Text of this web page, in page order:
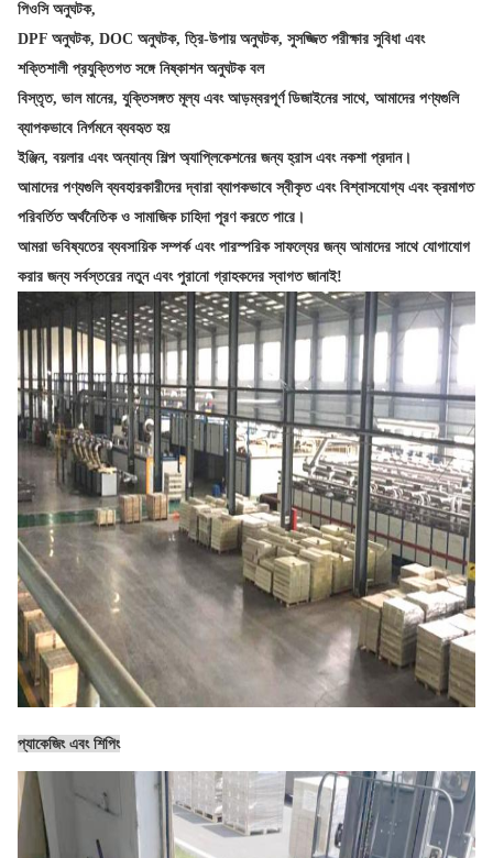
পিওসি অনুঘটক,
DPF অনুঘটক, DOC অনুঘটক, ত্রি-উপায় অনুঘটক, সুসজ্জিত পরীক্ষার সুবিধা এবং
শক্তিশালী প্রযুক্তিগত সঙ্গে নিষ্কাশন অনুঘটক বল
বিস্তৃত, ভাল মানের, যুক্তিসঙ্গত মূল্য এবং আড়ম্বরপূর্ণ ডিজাইনের সাথে, আমাদের পণ্যগুলি
ব্যাপকভাবে নির্গমনে ব্যবহৃত হয়
ইঞ্জিন, বয়লার এবং অন্যান্য শিল্প অ্যাপ্লিকেশনের জন্য হ্রাস এবং নকশা প্রদান।
আমাদের পণ্যগুলি ব্যবহারকারীদের দ্বারা ব্যাপকভাবে স্বীকৃত এবং বিশ্বাসযোগ্য এবং ক্রমাগত
পরিবর্তিত অর্থনৈতিক ও সামাজিক চাহিদা পূরণ করতে পারে।
আমরা ভবিষ্যতের ব্যবসায়িক সম্পর্ক এবং পারস্পরিক সাফল্যের জন্য আমাদের সাথে যোগাযোগ
করার জন্য সর্বস্তরের নতুন এবং পুরানো গ্রাহকদের স্বাগত জানাই!
প্যাকেজিং এবং শিপিং